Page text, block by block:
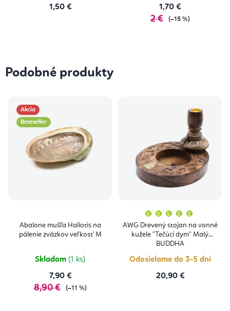
1,50 €
1,70 €
2 € (–15 %)
Podobné produkty
Akcia
Bestseller
Abalone mušľa Haliotis na
pálenie zväzkov veľkosť M
Skladom (1 ks)
7,90 €
8,90 € (–11 %)
AWG Drevený stojan na vonné
kužele "Tečúci dym" Malý
BUDDHA
produktu
je
5,0
Odosielame do 3-5 dní
20,90 €